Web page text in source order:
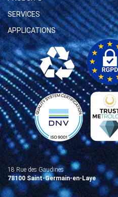
SERVICES
APPLICATIONS
18 Rue des Gaudines
78100 Saint-Germain-en-Laye